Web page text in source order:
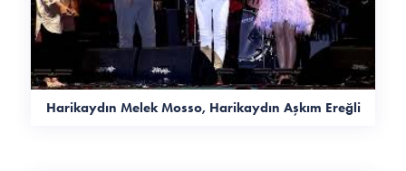
Harikaydın Melek Mosso, Harikaydın Aşkım Ereğli